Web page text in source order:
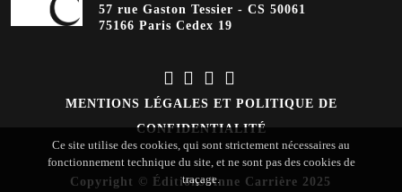
57 rue Gaston Tessier - CS 50061
75166 Paris Cedex 19
MENTIONS LÉGALES ET POLITIQUE DE
CONFIDENTIALITÉ
Copyright © Éditions Anne Carrière 2025
Ce site utilise des cookies, qui sont strictement nécessaires au
fonctionnement technique du site, et ne sont pas des cookies de
traçage.